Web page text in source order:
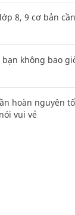
8, 9 cơ bản cần
không bao
hoàn nguyên tố
vui vẻ